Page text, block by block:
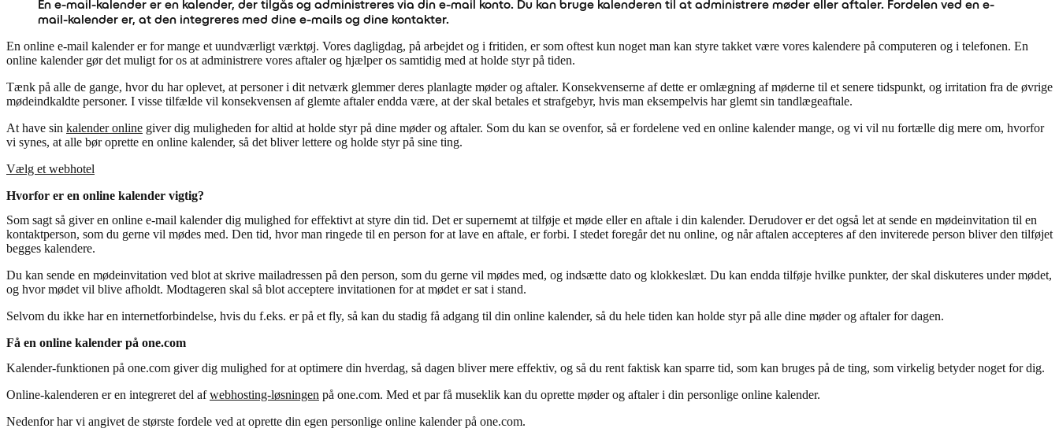
En e-mail-kalender er en kalender, der tilgås og administreres via din e-mail konto. Du kan bruge kalenderen til at administrere møder eller aftaler. Fordelen ved en e-
mail-kalender er, at den integreres med dine e-mails og dine kontakter.
En online e-mail kalender er for mange et uundværligt værktøj. Vores dagligdag, på arbejdet og i fritiden, er som oftest kun noget man kan styre takket være vores kalendere på computeren og i telefonen. En
online kalender gør det muligt for os at administrere vores aftaler og hjælper os samtidig med at holde styr på tiden.
Tænk på alle de gange, hvor du har oplevet, at personer i dit netværk glemmer deres planlagte møder og aftaler. Konsekvenserne af dette er omlægning af møderne til et senere tidspunkt, og irritation fra de øvrige
mødeindkaldte personer. I visse tilfælde vil konsekvensen af glemte aftaler endda være, at der skal betales et strafgebyr, hvis man eksempelvis har glemt sin tandlægeaftale.
At have sin kalender online giver dig muligheden for altid at holde styr på dine møder og aftaler. Som du kan se ovenfor, så er fordelene ved en online kalender mange, og vi vil nu fortælle dig mere om, hvorfor
vi synes, at alle bør oprette en online kalender, så det bliver lettere og holde styr på sine ting.
Vælg et webhotel
Hvorfor er en online kalender vigtig?
Som sagt så giver en online e-mail kalender dig mulighed for effektivt at styre din tid. Det er supernemt at tilføje et møde eller en aftale i din kalender. Derudover er det også let at sende en mødeinvitation til en
kontaktperson, som du gerne vil mødes med. Den tid, hvor man ringede til en person for at lave en aftale, er forbi. I stedet foregår det nu online, og når aftalen accepteres af den inviterede person bliver den tilføjet
begges kalendere.
Du kan sende en mødeinvitation ved blot at skrive mailadressen på den person, som du gerne vil mødes med, og indsætte dato og klokkeslæt. Du kan endda tilføje hvilke punkter, der skal diskuteres under mødet,
og hvor mødet vil blive afholdt. Modtageren skal så blot acceptere invitationen for at mødet er sat i stand.
Selvom du ikke har en internetforbindelse, hvis du f.eks. er på et fly, så kan du stadig få adgang til din online kalender, så du hele tiden kan holde styr på alle dine møder og aftaler for dagen.
Få en online kalender på one.com
Kalender-funktionen på one.com giver dig mulighed for at optimere din hverdag, så dagen bliver mere effektiv, og så du rent faktisk kan sparre tid, som kan bruges på de ting, som virkelig betyder noget for dig.
Online-kalenderen er en integreret del afwebhosting-løsningen på one.com. Med et par få museklik kan du oprette møder og aftaler i din personlige online kalender.
Nedenfor har vi angivet de største fordele ved at oprette din egen personlige online kalender på one.com.